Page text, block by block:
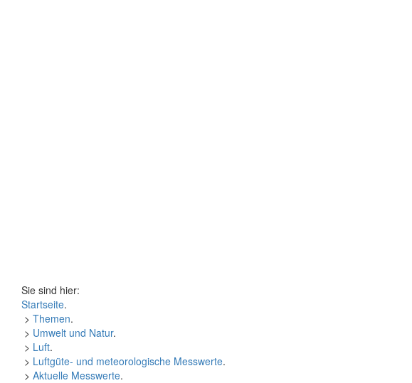
Sie sind hier:
Startseite.
> Themen.
> Umwelt und Natur.
> Luft.
> Luftgüte- und meteorologische Messwerte.
> Aktuelle Messwerte.